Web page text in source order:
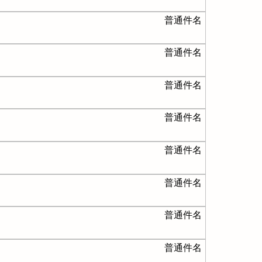
普通件名
普通件名
普通件名
普通件名
普通件名
普通件名
普通件名
普通件名